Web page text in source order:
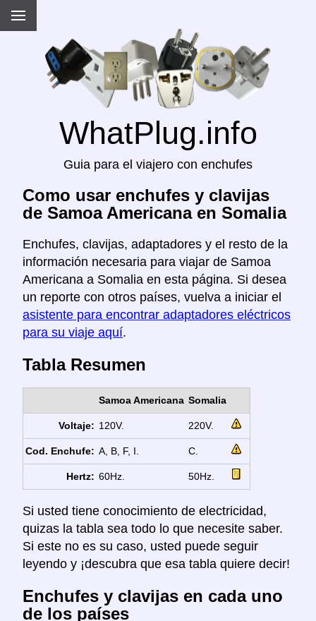
WhatPlug.info
Guia para el viajero con enchufes
Como usar enchufes y clavijas
de Samoa Americana en Somalia
Enchufes, clavijas, adaptadores y el resto de la
información necesaria para viajar de Samoa
Americana a Somalia en esta página. Si desea
un reporte con otros países, vuelva a iniciar el
asistente para encontrar adaptadores eléctricos
para su viaje aquí.
Tabla Resumen
Samoa Americana Somalia
Voltaje: 120V. 220V.
Cod. Enchufe: A, B, F, I. C.
Hertz: 60Hz. 50Hz.
Si usted tiene conocimiento de electricidad,
quizas la tabla sea todo lo que necesite saber.
Si este no es su caso, usted puede seguir
leyendo y ¡descubra que esa tabla quiere decir!
Enchufes y clavijas en cada uno
de los países